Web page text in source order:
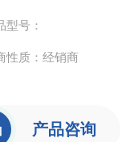
型号：
性质：经销商
产品咨询